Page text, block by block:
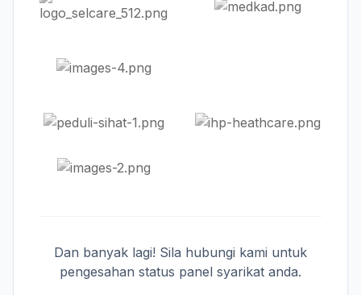
Dan banyak lagi! Sila hubungi kami untuk
pengesahan status panel syarikat anda.